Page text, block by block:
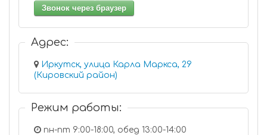
Звонок через браузер
Адрес:
Иркутск, улица Карла Маркса, 29
(Кировский район)
Режим работы:
пн-пт 9:00-18:00, обед 13:00-14:00